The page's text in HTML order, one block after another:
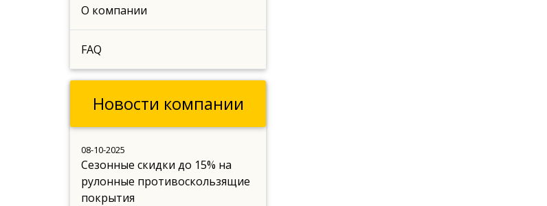
О компании
FAQ
Новости компании
08-10-2025
Сезонные скидки до 15% на
рулонные противоскользящие
покрытия